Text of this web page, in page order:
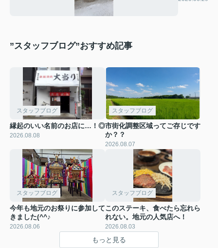
”スタッフブログ”おすすめ記事
スタッフブログ
縁起のいい名前のお店に…！◎
2026.08.08
スタッフブログ
市街化調整区域ってご存じです
か？？
2026.08.07
スタッフブログ
今年も地元のお祭りに参加して
きました(^^♪
2026.08.06
スタッフブログ
このステーキ、食べたら忘れら
れない。地元の人気店へ！
2026.08.03
もっと見る